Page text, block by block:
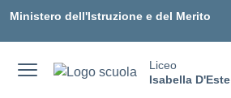
Ministero dell'Istruzione e del Merito
Liceo
Isabella D'Este